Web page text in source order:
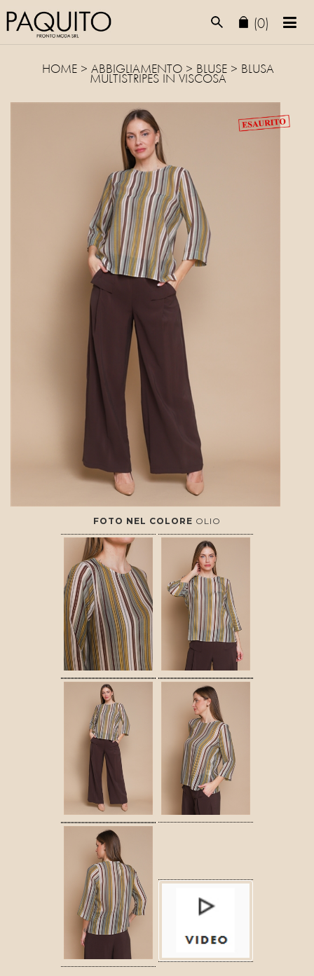
(0)
HOME > ABBIGLIAMENTO > BLUSE > BLUSA
MULTISTRIPES IN VISCOSA
FOTO NEL COLORE OLIO